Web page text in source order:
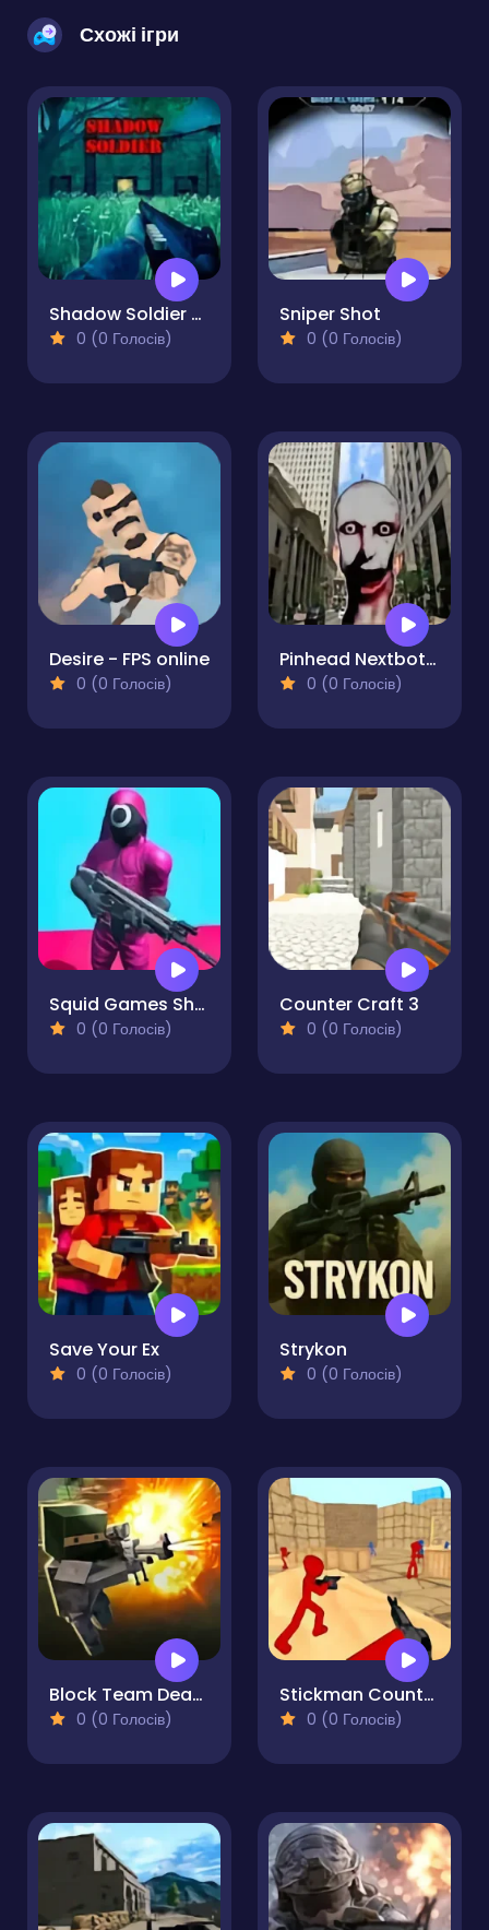
Схожі ігри
Shadow Soldier Revenge of the Ruins
0 (0 Голосів)
Sniper Shot
0 (0 Голосів)
Desire - FPS online
0 (0 Голосів)
Pinhead Nextbots Shooter Action
0 (0 Голосів)
Squid Games Shooter
0 (0 Голосів)
Counter Craft 3
0 (0 Голосів)
Save Your Ex
0 (0 Голосів)
Strykon
0 (0 Голосів)
Block Team Deathmatch
0 (0 Голосів)
Stickman Counter Terror Strike
0 (0 Голосів)